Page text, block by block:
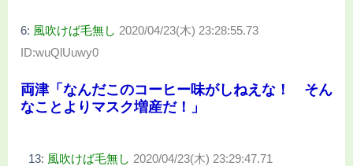
6: 風吹けば毛無し 2020/04/23(木) 23:28:55.73
ID:wuQlUuwy0
両津「なんだこのコーヒー味がしねえな！ そん
なことよりマスク増産だ！」
13: 風吹けば毛無し 2020/04/23(木) 23:29:47.71